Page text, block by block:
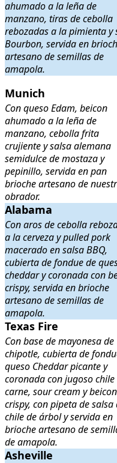
ahumado a la leña de
manzano, tiras de cebolla
rebozadas a la pimienta y
Bourbon, servida en
artesano de semillas de
amapola.
Munich . Con queso Edam,
Munich
Con queso Edam, beicon
ahumado a la leña de
manzano, cebolla frita
crujiente y salsa alemana
semidulce de mostaza y
pepinillo, servida en pan
brioche artesano de
obrador.
Alabama . Con aros de
Alabama
Con aros de cebolla
a la cerveza y pulled pork
macerado en salsa BBQ,
cubierta de fondue de
cheddar y coronada con
crispy, servida en brioche
artesano de semillas de
amapola.
Texas Fire . Con base de
Texas Fire
Con base de mayonesa de
chipotle, cubierta de
queso Cheddar picante y
coronada con jugoso chile
carne, sour cream y beicon
crispy, con pipeta de salsa
chile de árbol y servida en
brioche artesano de
de amapola.
Asheville . Nuestra carne
Asheville